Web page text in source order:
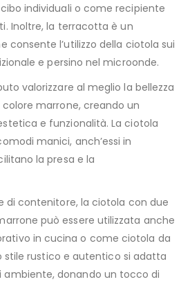
individuali o come recipiente
Inoltre, la terracotta è un
consente l’utilizzo della ciotola sui
e persino nel microonde.
valorizzare al meglio la bellezza
marrone, creando un
e funzionalità. La ciotola
manici, anch’essi in
la presa e la
di contenitore, la ciotola con due
può essere utilizzata anche
in cucina o come ciotola da
stile rustico e autentico si adatta
donando un tocco di